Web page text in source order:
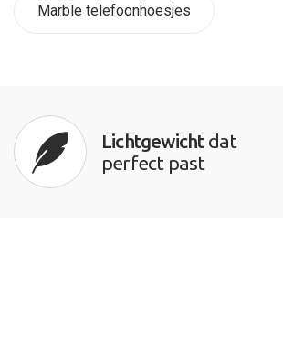
Marble telefoonhoesjes
Lichtgewichtdat
perfect past